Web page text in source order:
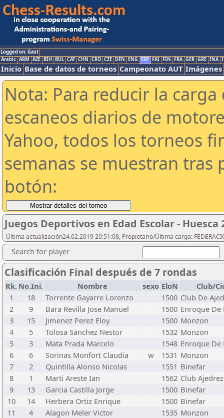
Logged on: Gast
Arabic ARM AZE BIH BUL CAT CHN CRO CZE DEN ENG ESP FAI FIN FRA GER GRE INA
Inicio Base de datos de torneos Campeonato AUT Imágenes
Nota: Para reducir la
escaneos diarios de
Yahoo, todos los torneos
semanas se muestran tras
botón:
Juegos Deportivos en Edad Escolar - Huesca
Última actualización24.02.2019 20:51:08, Propietario/Última carga:
Search for player
Clasificación Final después de 7 rondas
Rk. No.Ini. Nombre sexo EloN
Club/
1
18 Torrente Gayarre Lorenzo 1500 Club De
2
9 Bara Revilla Jose Manuel 1500 Enroque
3
15 Jimenez Perez Eloy 1500 Monzon
4
5 Tolosa Sanchez Nestor 1532 Monzon
5
3 Mata Prada Marcelo 1548 Enroque
6
6 Sorinas Monfort Claudia w 1531 Monzon
7
2 Quintilla Alonso Nicolas 1551 Binefar
8
1 Marti Areste Ian 1562 Club
9
13 Garcia Castilla Jorge 1500 Binefar
10
14 Herbera Ortiz Enrique 1500 Binefar
11
4 Alagon Meler Victor 1535 Monzon